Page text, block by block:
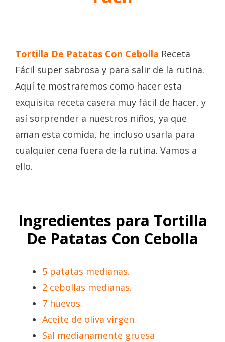
Tortilla De Patatas Con Cebolla Receta
Fácil super sabrosa y para salir de la rutina.
Aquí te mostraremos como hacer esta
exquisita receta casera muy fácil de hacer, y
así sorprender a nuestros niños, ya que
aman esta comida, he incluso usarla para
cualquier cena fuera de la rutina. Vamos a
ello.
Ingredientes para Tortilla
De Patatas Con Cebolla
5 patatas medianas.
2 cebollas medianas.
7 huevos.
Aceite de oliva virgen.
Sal medianamente gruesa